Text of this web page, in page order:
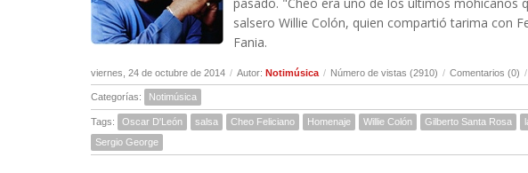
salsero Willie Colón, quien compartió tarima con
Fania.
viernes, 24 de octubre de 2014 / Autor: Notimúsica / Número de vistas (2910) / Comentarios (0) /
Categorías: Notimúsica
Tags: Oscar D'León salsa Cheo Feliciano Homenaje Willie Colón Gilberto Santa Rosa
Sergio George